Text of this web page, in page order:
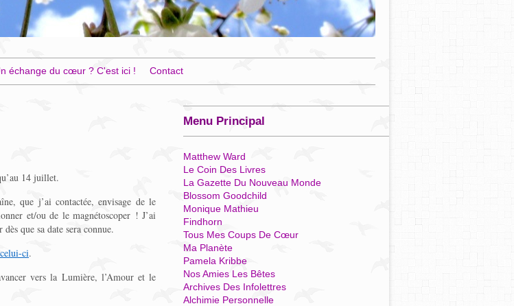
échange du cœur ? C'est ici ! Contact
14 juillet.
que j’ai contactée, envisage de le
et/ou de le magnétoscoper ! J’ai
que sa date sera connue.
ci.
vers la Lumière, l’Amour et le
Menu Principal
Matthew Ward
Le Coin Des Livres
La Gazette Du Nouveau Monde
Blossom Goodchild
Monique Mathieu
Findhorn
Tous Mes Coups De Cœur
Ma Planète
Pamela Kribbe
Nos Amies Les Bêtes
Archives Des Infolettres
Alchimie Personnelle